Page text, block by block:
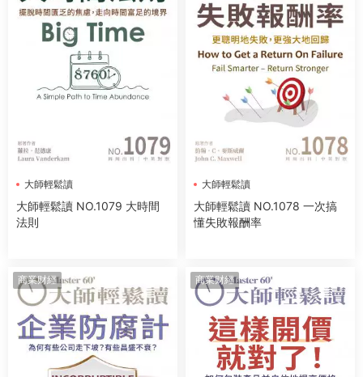
大師輕鬆讀
大師輕鬆讀 NO.1079 大時間
法則
大師輕鬆讀
大師輕鬆讀 NO.1078 一次搞
懂失敗報酬率
商業财經 商業财經